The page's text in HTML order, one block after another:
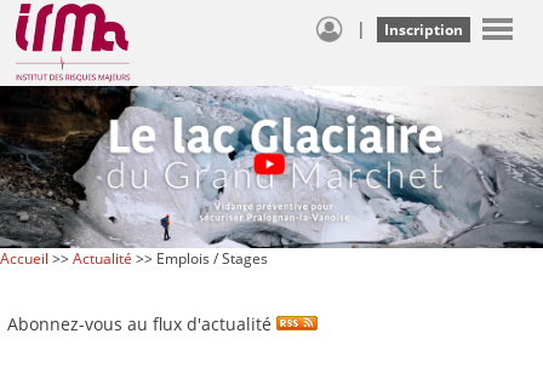
| Inscription
Accueil >>Actualité >> Emplois / Stages
Abonnez-vous au flux d'actualité